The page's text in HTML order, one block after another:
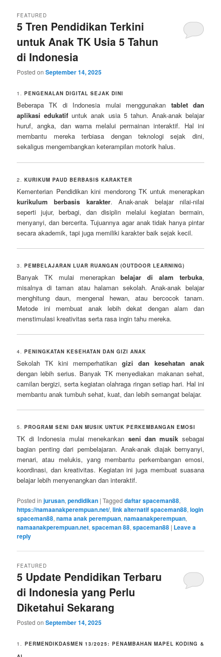
5 Tren Pendidikan Terkini
untuk Anak TK Usia 5 Tahun
di Indonesia
FEATURED
Posted onSeptember 14, 2025
1.PENGENALAN DIGITAL SEJAK DINI
Beberapa TK di Indonesia mulai menggunakan tablet dan
aplikasi edukatif untuk anak usia 5 tahun. Anak-anak belajar
huruf, angka, dan warna melalui permainan interaktif. Hal ini
membantu mereka terbiasa dengan teknologi sejak dini,
sekaligus mengembangkan keterampilan motorik halus.
2.KURIKUM PAUD BERBASIS KARAKTER
Kementerian Pendidikan kini mendorong TK untuk menerapkan
kurikulum berbasis karakter. Anak-anak belajar nilai-nilai
seperti jujur, berbagi, dan disiplin melalui kegiatan bermain,
menyanyi, dan bercerita. Tujuannya agar anak tidak hanya pintar
secara akademik, tapi juga memiliki karakter baik sejak kecil.
3.PEMBELAJARAN LUAR RUANGAN (OUTDOOR LEARNING)
Banyak TK mulai menerapkanbelajar di alam terbuka,
misalnya di taman atau halaman sekolah. Anak-anak belajar
menghitung daun, mengenal hewan, atau bercocok tanam.
Metode ini membuat anak lebih dekat dengan alam dan
menstimulasi kreativitas serta rasa ingin tahu mereka.
4.PENINGKATAN KESEHATAN DAN GIZI ANAK
Sekolah TK kini memperhatikan gizi dan kesehatan anak
dengan lebih serius. Banyak TK menyediakan makanan sehat,
camilan bergizi, serta kegiatan olahraga ringan setiap hari. Hal ini
membantu anak tumbuh sehat, kuat, dan lebih semangat belajar.
5.PROGRAM SENI DAN MUSIK UNTUK PERKEMBANGAN EMOSI
TK di Indonesia mulai menekankan seni dan musik sebagai
bagian penting dari pembelajaran. Anak-anak diajak bernyanyi,
menari, atau melukis, yang membantu perkembangan emosi,
koordinasi, dan kreativitas. Kegiatan ini juga membuat suasana
belajar lebih menyenangkan dan interaktif.
Posted in jurusan,pendidikan |Tagged daftar spaceman88,
https://namaanakperempuan.net/,link alternatif spaceman88,login
spaceman88,nama anak perempuan,namaanakperempuan,
namaanakperempuan.net,spaceman 88,spaceman88 | Leave a
reply
5 Update Pendidikan Terbaru
di Indonesia yang Perlu
Diketahui Sekarang
FEATURED
Posted onSeptember 14, 2025
1. PERMENDIKDASMEN 13/2025: PENAMBAHAN MAPEL KODING &